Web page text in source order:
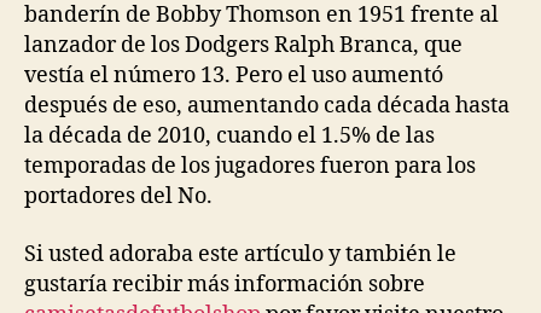
banderín de Bobby Thomson en 1951 frente al
lanzador de los Dodgers Ralph Branca, que
vestía el número 13. Pero el uso aumentó
después de eso, aumentando cada década hasta
la década de 2010, cuando el 1.5% de las
temporadas de los jugadores fueron para los
portadores del No.
Si usted adoraba este artículo y también le
gustaría recibir más información sobre